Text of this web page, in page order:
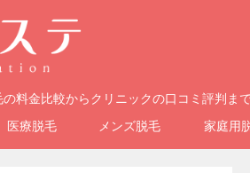
料金比較からクリニックの口コミ評判ま
医療脱毛 メンズ脱毛 家庭用